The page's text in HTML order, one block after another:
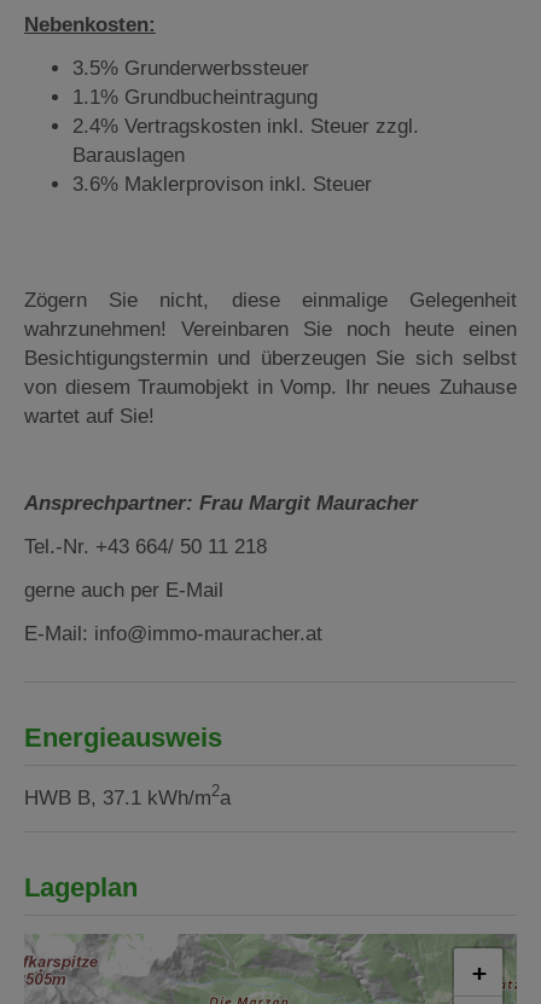
Nebenkosten:
3.5% Grunderwerbssteuer
1.1% Grundbucheintragung
2.4% Vertragskosten inkl. Steuer zzgl.
Barauslagen
3.6% Maklerprovison inkl. Steuer
Zögern Sie nicht, diese einmalige Gelegenheit
wahrzunehmen! Vereinbaren Sie noch heute einen
Besichtigungstermin und überzeugen Sie sich selbst
von diesem Traumobjekt in Vomp. Ihr neues Zuhause
wartet auf Sie!
Ansprechpartner: Frau Margit Mauracher
Tel.-Nr. +43 664/ 50 11 218
gerne auch per E-Mail
E-Mail: info@immo-mauracher.at
Energieausweis
HWB B, 37.1 kWh/m2a
Lageplan
+